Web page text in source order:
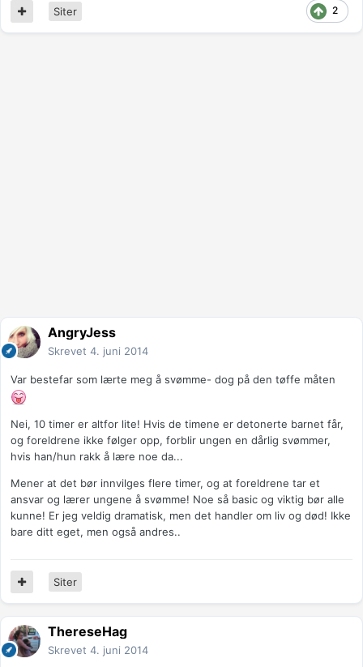
2
Siter
AngryJess
Skrevet 4. juni 2014
Var bestefar som lærte meg å svømme- dog på den tøffe måten
Nei, 10 timer er altfor lite! Hvis de timene er detonerte barnet får,
og foreldrene ikke følger opp, forblir ungen en dårlig svømmer,
hvis han/hun rakk å lære noe da...
Mener at det bør innvilges flere timer, og at foreldrene tar et
ansvar og lærer ungene å svømme! Noe så basic og viktig bør alle
kunne! Er jeg veldig dramatisk, men det handler om liv og død! Ikke
bare ditt eget, men også andres..
Siter
ThereseHag
Skrevet 4. juni 2014